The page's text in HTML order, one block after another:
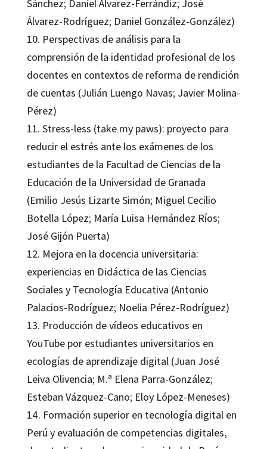
Sánchez; Daniel Álvarez-Ferrándiz; José
Álvarez-Rodríguez; Daniel González-González)
10. Perspectivas de análisis para la
comprensión de la identidad profesional de los
docentes en contextos de reforma de rendición
de cuentas (Julián Luengo Navas; Javier Molina-
Pérez)
11. Stress-less (take my paws): proyecto para
reducir el estrés ante los exámenes de los
estudiantes de la Facultad de Ciencias de la
Educación de la Universidad de Granada
(Emilio Jesús Lizarte Simón; Miguel Cecilio
Botella López; María Luisa Hernández Ríos;
José Gijón Puerta)
12. Mejora en la docencia universitaria:
experiencias en Didáctica de las Ciencias
Sociales y Tecnología Educativa (Antonio
Palacios-Rodríguez; Noelia Pérez-Rodríguez)
13. Producción de vídeos educativos en
YouTube por estudiantes universitarios en
ecologías de aprendizaje digital (Juan José
Leiva Olivencia; M.ª Elena Parra-González;
Esteban Vázquez-Cano; Eloy López-Meneses)
14. Formación superior en tecnología digital en
Perú y evaluación de competencias digitales,